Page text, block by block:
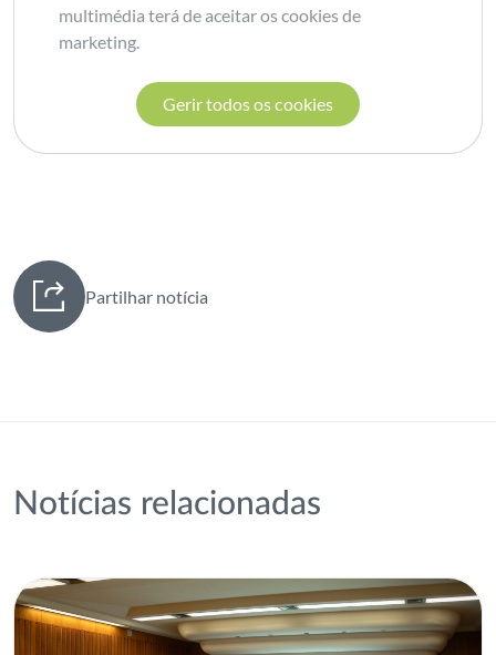
multimédia terá de aceitar os cookies de
marketing.
Gerir todos os cookies
Partilhar notícia
Notícias relacionadas